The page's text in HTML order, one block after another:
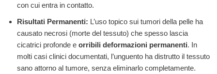
con cui entra in contatto.
Risultati Permanenti: L’uso topico sui tumori della pelle ha
causato necrosi (morte del tessuto) che spesso lascia
cicatrici profonde e orribili deformazioni permanenti. In
molti casi clinici documentati, l’unguento ha distrutto il tessuto
sano attorno al tumore, senza eliminarlo completamente.